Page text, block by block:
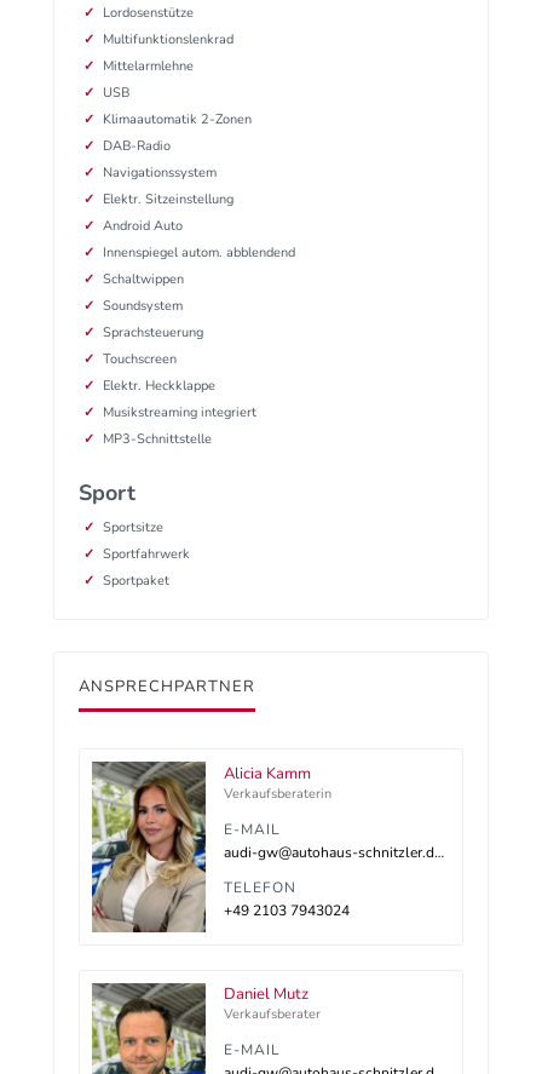
Lordosenstütze
Multifunktionslenkrad
Mittelarmlehne
USB
Klimaautomatik 2-Zonen
DAB-Radio
Navigationssystem
Elektr. Sitzeinstellung
Android Auto
Innenspiegel autom. abblendend
Schaltwippen
Soundsystem
Sprachsteuerung
Touchscreen
Elektr. Heckklappe
Musikstreaming integriert
MP3-Schnittstelle
Sport
Sportsitze
Sportfahrwerk
Sportpaket
ANSPRECHPARTNER
Alicia Kamm
Verkaufsberaterin
E-MAIL
audi-gw@autohaus-schnitzler.dealerdesk.de
TELEFON
+49 2103 7943024
Daniel Mutz
Verkaufsberater
E-MAIL